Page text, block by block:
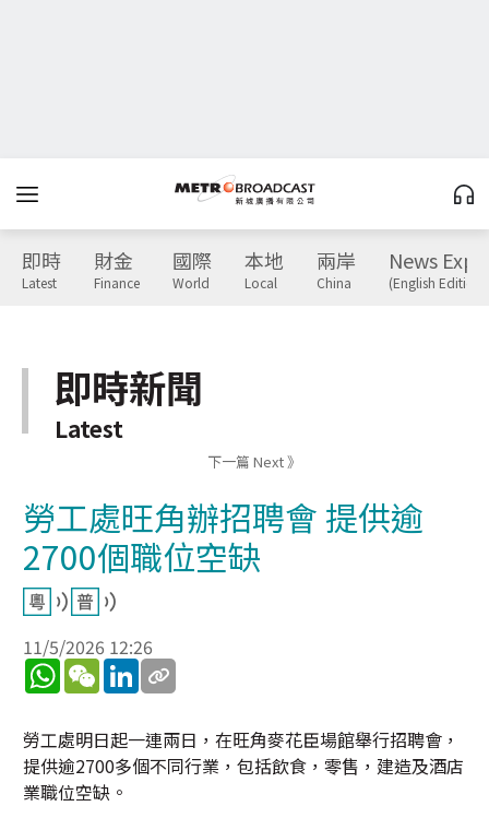
即時
Latest
財金
Finance
國際
World
本地
Local
兩岸
China
News
(English Edition)
即時新聞
Latest
下一篇 Next 》
勞工處旺角辦招聘會 提供逾
2700個職位空缺
11/5/2026 12:26
WhatsApp
WeChatLinkedIn
勞工處明日起一連兩日，在旺角麥花臣場館舉行招聘會，
提供逾2700多個不同行業，包括飲食，零售，建造及酒店
業職位空缺。